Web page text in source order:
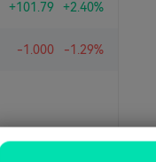
+101.79 +2.40%
-1.000 -1.29%